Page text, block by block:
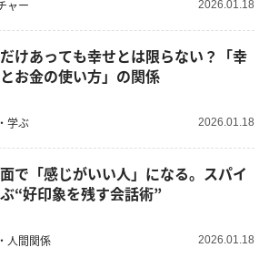
ャー 2026.01.18
けあっても幸せとは限らない？「幸
お金の使い方」の関係
学ぶ 2026.01.18
で「感じがいい人」になる。スパイ
“好印象を残す会話術”
人間関係 2026.01.18